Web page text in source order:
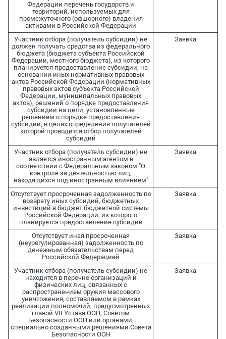
Федерации перечень государств и
территорий, используемых для
промежуточного (офшорного) владения
активами в Российской Федерации
Участник отбора (получатель субсидии) не
должен получать средства из федерального
бюджета (бюджета субъекта Российской
Федерации, местного бюджета), из которого
планируется предоставление субсидии, на
основании иных нормативных правовых
актов Российской Федерации (нормативных
правовых актов субъекта Российской
Федерации, муниципальных правовых
актов), решений о порядке предоставления
субсидии на цели, установленные
решением о порядке предоставления
субсидии, в целях определения получателей
которой проводится отбор получателей
субсидий
Заявка
Участник отбора (получатель субсидии) не
является иностранным агентом в
соответствии с Федеральным законом "О
контроле за деятельностью лиц,
находящихся под иностранным влиянием"
Заявка
Отсутствует просроченная задолженность по
возврату иных субсидий, бюджетных
инвестиций в бюджет бюджетной системы
Российской Федерации, из которого
планируется предоставление субсидии
Заявка
Отсутствует иная просроченная
(неурегулированная) задолженность по
денежным обязательствам перед
Российской Федерацией
Заявка
Участник отбора (получатель субсидии) не
находится в перечне организаций и
физических лиц, связанных с
распространением оружия массового
уничтожения, составляемом в рамках
реализации полномочий, предусмотренных
главой VII Устава ООН, Советом
Безопасности ООН или органами,
специально созданными решениями Совета
Безопасности ООН
Заявка